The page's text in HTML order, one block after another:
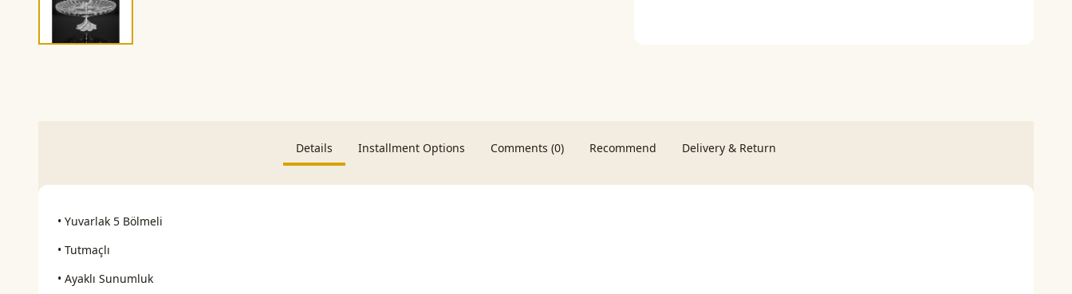
Details Installment Options Comments (0) Recommend Delivery & Return
• Yuvarlak 5 Bölmeli
• Tutmaçlı
• Ayaklı Sunumluk